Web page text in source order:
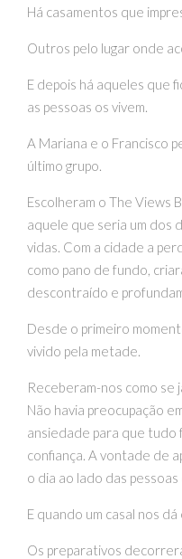
Há casamentos que
Outros pelo lugar onde
E depois há aqueles que
as pessoas os vivem.
A Mariana e o Francisco
último grupo.
Escolheram o The Views
aquele que seria um dos
vidas. Com a cidade a
como pano de fundo,
descontraído e
Desde o primeiro
vivido pela metade.
Receberam-nos como se
Não havia preocupação
ansiedade para que tudo
confiança. A vontade de
o dia ao lado das
E quando um casal nos
Os preparativos